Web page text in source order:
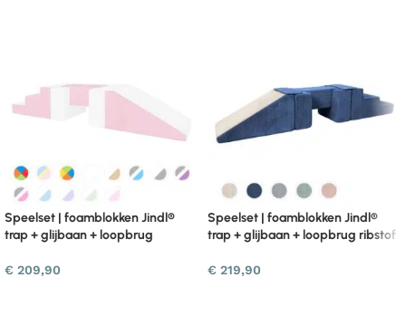
Speelset | foamblokken Jindl®
trap + glijbaan + loopbrug
€ 209,90
Speelset | foamblokken Jindl®
trap + glijbaan + loopbrug ribstof
€ 219,90